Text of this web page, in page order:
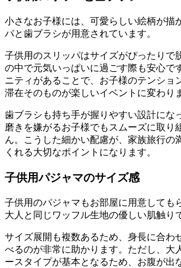
小さなお子様には、可愛らしい絵柄が描
パと歯ブラシが用意されています。
子供用のスリッパはサイズがぴったりで
の中で元気いっぱいに過ごす際も安心で
ニティがあることで、お子様のテンショ
滞在そのものが楽しいイベントに変わり
歯ブラシも持ち手が握りやすい設計にな
磨きを嫌がるお子様でもスムーズに取り
ん。こうした細かい配慮が、家族旅行の
くれる大切なポイントになります。
子供用パジャマのサイズ感
子供用のパジャマもお部屋に用意しても
大人と同じワッフル生地の優しい肌触り
サイズ展開も複数あるため、身長に合わ
べるのが非常に助かります。ただし、大
ースタイプが基本となるため、お腹が出